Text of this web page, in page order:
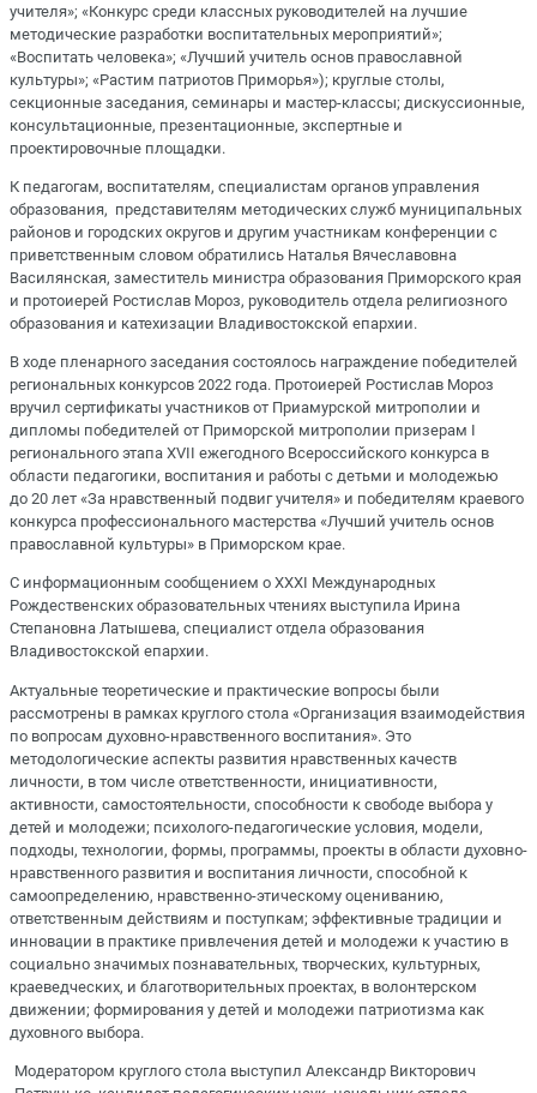
учителя»; «Конкурс среди классных руководителей на лучшие
методические разработки воспитательных мероприятий»;
«Воспитать человека»; «Лучший учитель основ православной
культуры»; «Растим патриотов Приморья»); круглые столы,
секционные заседания, семинары и мастер-классы; дискуссионные,
консультационные, презентационные, экспертные и
проектировочные площадки.
К педагогам, воспитателям, специалистам органов управления
образования, представителям методических служб муниципальных
районов и городских округов и другим участникам конференции с
приветственным словом обратились Наталья Вячеславовна
Василянская, заместитель министра образования Приморского края
и протоиерей Ростислав Мороз, руководитель отдела религиозного
образования и катехизации Владивостокской епархии.
В ходе пленарного заседания состоялось награждение победителей
региональных конкурсов 2022 года. Протоиерей Ростислав Мороз
вручил сертификаты участников от Приамурской митрополии и
дипломы победителей от Приморской митрополии призерам I
регионального этапа XVII ежегодного Всероссийского конкурса в
области педагогики, воспитания и работы с детьми и молодежью
до 20 лет «За нравственный подвиг учителя» и победителям краевого
конкурса профессионального мастерства «Лучший учитель основ
православной культуры» в Приморском крае.
С информационным сообщением о XXXI Международных
Рождественских образовательных чтениях выступила Ирина
Степановна Латышева, специалист отдела образования
Владивостокской епархии.
Актуальные теоретические и практические вопросы были
рассмотрены в рамках круглого стола «Организация взаимодействия
по вопросам духовно-нравственного воспитания». Это
методологические аспекты развития нравственных качеств
личности, в том числе ответственности, инициативности,
активности, самостоятельности, способности к свободе выбора у
детей и молодежи; психолого-педагогические условия, модели,
подходы, технологии, формы, программы, проекты в области духовно-
нравственного развития и воспитания личности, способной к
самоопределению, нравственно-этическому оцениванию,
ответственным действиям и поступкам; эффективные традиции и
инновации в практике привлечения детей и молодежи к участию в
социально значимых познавательных, творческих, культурных,
краеведческих, и благотворительных проектах, в волонтерском
движении; формирования у детей и молодежи патриотизма как
духовного выбора.
Модератором круглого стола выступил Александр Викторович